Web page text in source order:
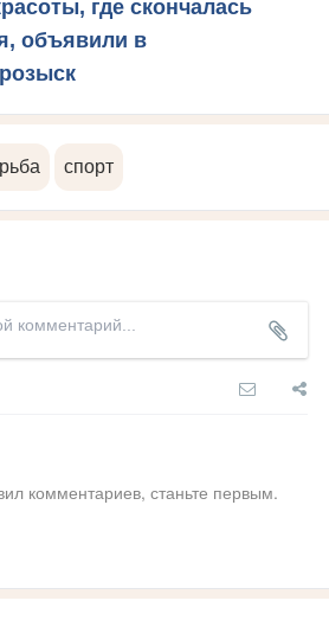
где скончалась
объявили в
спорт
комментариев, станьте первым.